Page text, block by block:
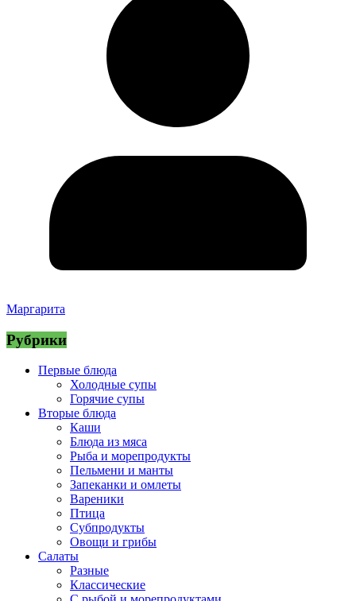
Маргарита
Рубрики
Первые блюда
Холодные супы
Горячие супы
Вторые блюда
Каши
Блюда из мяса
Рыба и морепродукты
Пельмени и манты
Запеканки и омлеты
Вареники
Птица
Субпродукты
Овощи и грибы
Салаты
Разные
Классические